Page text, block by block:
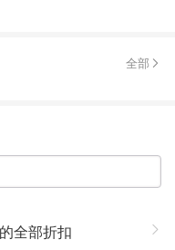
全部
的全部折扣